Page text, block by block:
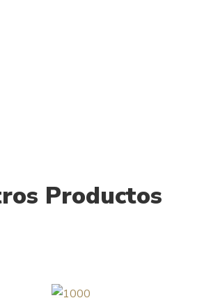
Productos